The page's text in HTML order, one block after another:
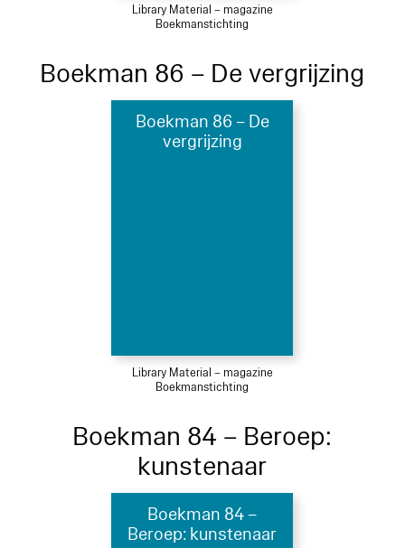
Library Material – magazine
Boekmanstichting
Boekman 86 – De vergrijzing
Boekman 86 – De
vergrijzing
Library Material – magazine
Boekmanstichting
Boekman 84 – Beroep:
kunstenaar
Boekman 84 –
Beroep: kunstenaar